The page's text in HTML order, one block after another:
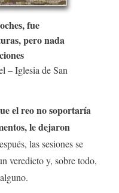
fue
pero nada
– Iglesia de San
el reo no soportaría
le dejaron
las sesiones se
veredicto y, sobre todo,